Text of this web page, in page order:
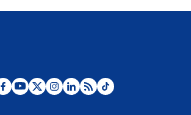
"No hubo fraude ni posibilidad de